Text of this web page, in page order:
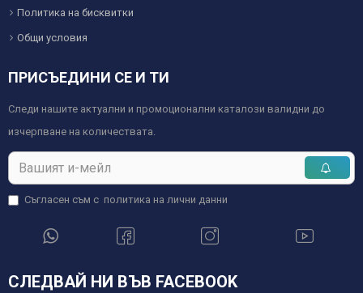
Политика на бисквитки
Общи условия
ПРИСЪЕДИНИ СЕ И ТИ
Следи нашите актуални и промоционални каталози валидни до
изчерпване на количествата.
Съгласен съм с политика на лични данни
СЛЕДВАЙ НИ ВЪВ FACEBOOK